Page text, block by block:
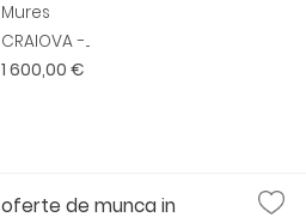
Mures
CRAIOVA -...
1 600,00 €
oferte de munca in